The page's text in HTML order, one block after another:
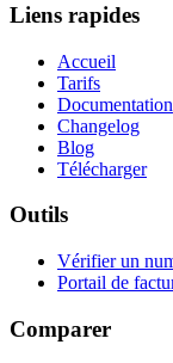
Liens rapides
Accueil
Tarifs
Documentation
Changelog
Blog
Télécharger
Outils
Vérifier un
Portail de
Comparer